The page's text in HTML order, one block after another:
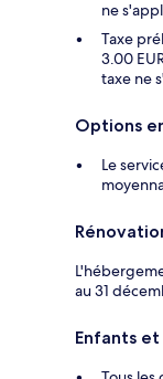
ne
Taxe
3.00
taxe ne
Options
Le
au 31
Enfants